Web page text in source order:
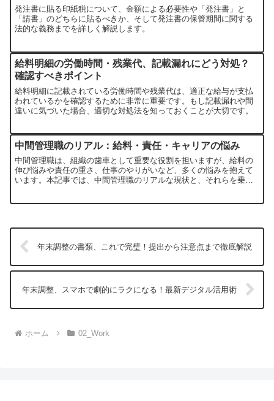
発注書に貼る印紙税について、金額による必要性や「発注書」と
「請書」のどちらに貼るべきか、そして発注書の保管期間に関する
法的な義務までを詳しく解説します。
給料明細の労働時間・残業代、記載漏れにどう対処？
確認すべきポイント
給料明細に記載されている労働時間や残業代は、適正な給与が支払
われているかを確認するために非常に重要です。もし記載漏れや間
違いに気づいた場合、適切な対処法を知っておくことが大切です。
中間管理職のリアル：給料・責任・キャリアの悩み
中間管理職は、組織の歯車として重要な役割を担いますが、給料の
伸び悩みや責任の重さ、仕事のやりがいなど、多くの悩みを抱えて
います。本記事では、中間管理職のリアルな現状と、それらを乗り
年末調整の書類、これで完璧！提出から注意点まで徹底解説
年末調整、スマホで劇的にラクになる！最新デジタル活用術
ホーム 02_Work